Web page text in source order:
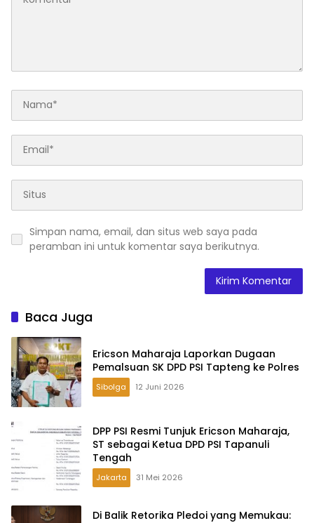
Simpan nama, email, dan situs web saya pada
peramban ini untuk komentar saya berikutnya.
Baca Juga
Ericson Maharaja Laporkan Dugaan
Pemalsuan SK DPD PSI Tapteng ke Polres
Sibolga 12 Juni 2026
DPP PSI Resmi Tunjuk Ericson Maharaja,
ST sebagai Ketua DPD PSI Tapanuli
Tengah
Jakarta 31 Mei 2026
Di Balik Retorika Pledoi yang Memukau: